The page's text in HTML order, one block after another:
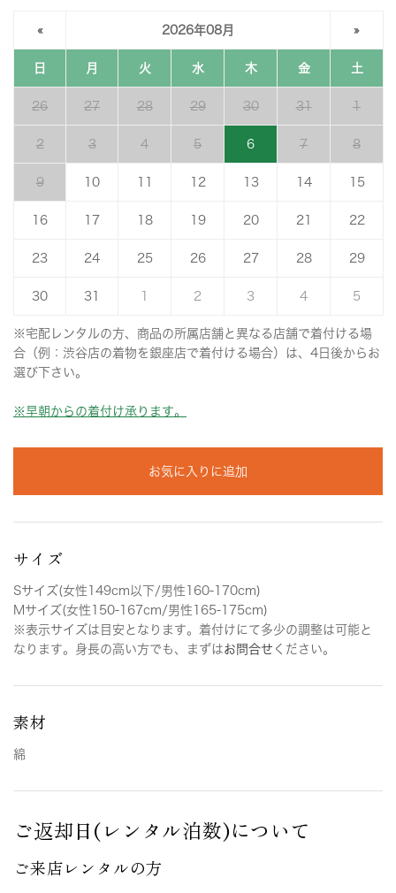
« 2026年08月 »
日 月 火 水 木 金 土
26 27 28 29 30 31 1
2 3 4 5 6 7 8
9 10 12 13 14 15
16 17 18 19 20 21 22
23 24 25 26 27 28 29
30 31 2 3 4 5
※宅配レンタルの方、商品の所属店舗と異なる店舗で着付ける場
合（例：渋谷店の着物を銀座店で着付ける場合）は、4日後からお
選び下さい。
※早朝からの着付け承ります。
お気に入りに追加
サイズ
Sサイズ(女性149cm以下/男性160-170cm)
Mサイズ(女性150-167cm/男性165-175cm)
※表示サイズは目安となります。着付けにて多少の調整は可能と
なります。身長の高い方でも、まずはお問合せ ください。
素材
綿
ご返却日(レンタル泊数)について
ご来店レンタルの方